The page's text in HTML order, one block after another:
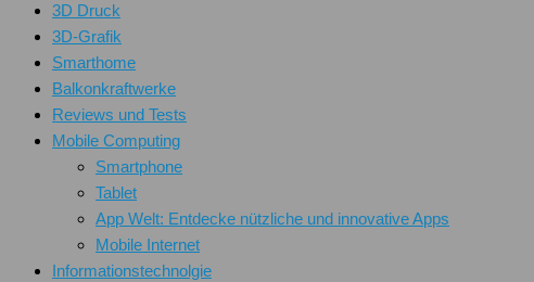
3D Druck
3D-Grafik
Smarthome
Balkonkraftwerke
Reviews und Tests
Mobile Computing
Smartphone
Tablet
App Welt: Entdecke nützliche und innovative Apps
Mobile Internet
Informationstechnolgie